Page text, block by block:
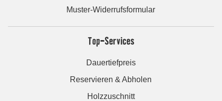
Muster-Widerrufsformular
Top-Services
Dauertiefpreis
Reservieren & Abholen
Holzzuschnitt